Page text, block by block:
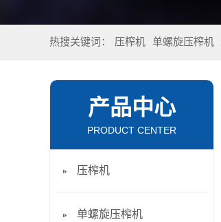
热搜关键词： 压榨机 单螺旋压榨机
产品中心
PRODUCT CENTER
压榨机
单螺旋压榨机